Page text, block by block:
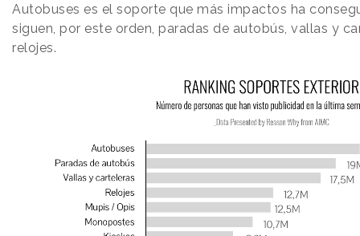
Autobuses es el soporte que más impactos ha
siguen, por este orden, paradas de autobús, vallas y
relojes.